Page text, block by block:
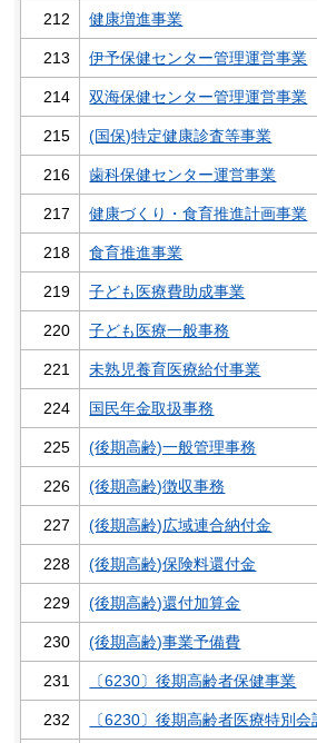
212 健康増進事業
213 伊予保健センター管理運営事業
214 双海保健センター管理運営事業
215 (国保)特定健康診査等事業
216 歯科保健センター運営事業
217 健康づくり・食育推進計画事業
218 食育推進事業
219 子ども医療費助成事業
220 子ども医療一般事務
221 未熟児養育医療給付事業
224 国民年金取扱事務
225 (後期高齢)一般管理事務
226 (後期高齢)徴収事務
227 (後期高齢)広域連合納付金
228 (後期高齢)保険料還付金
229 (後期高齢)還付加算金
230 (後期高齢)事業予備費
231 〔6230〕後期高齢者保健事業
232 〔6230〕後期高齢者医療特別